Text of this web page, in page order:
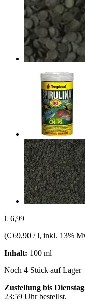
€ 6,99
(€ 69,90 / l, inkl. 13%
Inhalt: 100 ml
Noch 4 Stück auf Lager
Zustellung bis
23:59 Uhrbestellst.